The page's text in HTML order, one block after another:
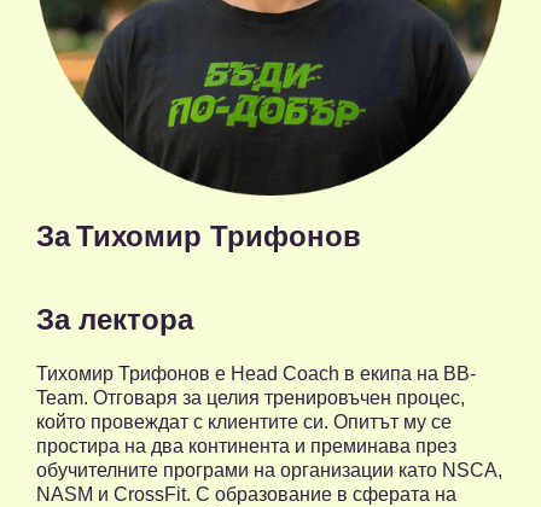
ЗаТихомир Трифонов
За лекторa
Тихомир Трифонов е Head Coach в екипа на BB-
Team. Отговаря за целия тренировъчен процес,
който провеждат с клиентите си. Опитът му се
простира на два континента и преминава през
обучителните програми на организации като NSCA,
NASM и CrossFit. С образование в сферата на